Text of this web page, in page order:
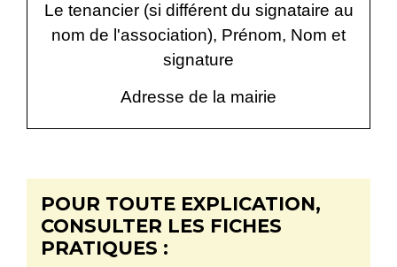
Le tenancier (si différent du signataire au
nom de l'association), Prénom, Nom et
signature
Adresse de la mairie
POUR TOUTE EXPLICATION,
CONSULTER LES FICHES
PRATIQUES :